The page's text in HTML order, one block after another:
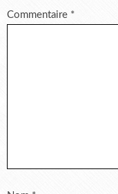
Commentaire *